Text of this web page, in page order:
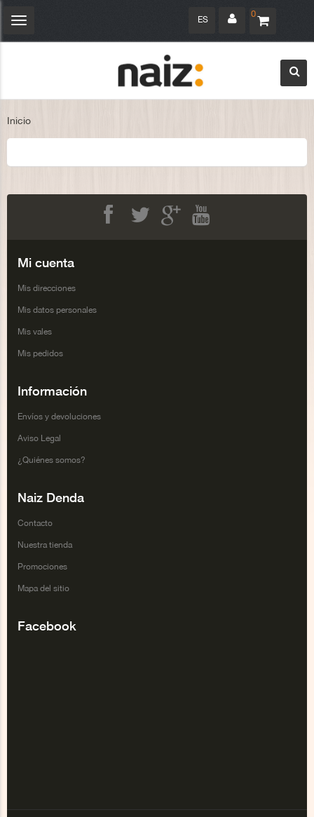
0
ES
Navegación
Inicio
Mi cuenta
Mis direcciones
Mis datos personales
Mis vales
Mis pedidos
Información
Envíos y devoluciones
Aviso Legal
¿Quiénes somos?
Naiz Denda
Contacto
Nuestra tienda
Promociones
Mapa del sitio
Facebook